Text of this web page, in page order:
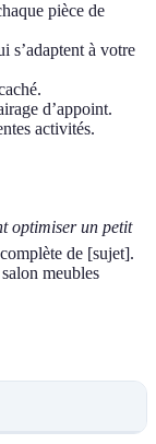
pièce de
s’adaptent à votre
d’appoint.
activités.
optimiser un petit
de [sujet].
meubles